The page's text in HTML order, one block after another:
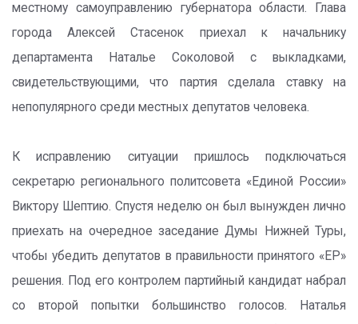
местному самоуправлению губернатора области. Глава
города Алексей Стасенок приехал к начальнику
департамента Наталье Соколовой с выкладками,
свидетельствующими, что партия сделала ставку на
непопулярного среди местных депутатов человека.
К исправлению ситуации пришлось подключаться
секретарю регионального политсовета «Единой России»
Виктору Шептию. Спустя неделю он был вынужден лично
приехать на очередное заседание Думы Нижней Туры,
чтобы убедить депутатов в правильности принятого «ЕР»
решения. Под его контролем партийный кандидат набрал
со второй попытки большинство голосов. Наталья